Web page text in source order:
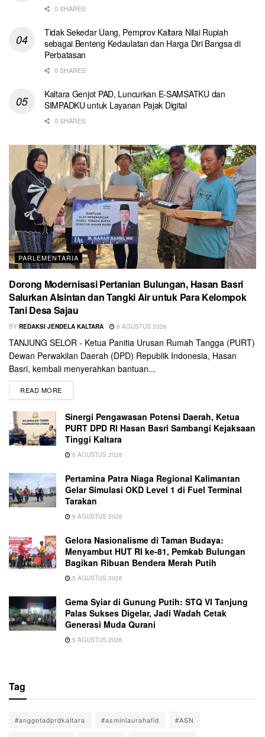
0 SHARES
Tidak Sekedar Uang, Pemprov Kaltara Nilai Rupiah
sebagai Benteng Kedaulatan dan Harga Diri Bangsa di
Perbatasan
0 SHARES
Kaltara Genjot PAD, Luncurkan E-SAMSATKU dan
SIMPADKU untuk Layanan Pajak Digital
0 SHARES
PARLEMENTARIA
Dorong Modernisasi Pertanian Bulungan, Hasan Basri
Salurkan Alsintan dan Tangki Air untuk Para Kelompok
Tani Desa Sajau
BY REDAKSI JENDELA KALTARA 6 AGUSTUS 2026
TANJUNG SELOR - Ketua Panitia Urusan Rumah Tangga (PURT)
Dewan Perwakilan Daerah (DPD) Republik Indonesia, Hasan
Basri, kembali menyerahkan bantuan...
READ MORE
Sinergi Pengawasan Potensi Daerah, Ketua
PURT DPD RI Hasan Basri Sambangi Kejaksaan
Tinggi Kaltara
6 AGUSTUS 2026
Pertamina Patra Niaga Regional Kalimantan
Gelar Simulasi OKD Level 1 di Fuel Terminal
Tarakan
6 AGUSTUS 2026
Gelora Nasionalisme di Taman Budaya:
Menyambut HUT RI ke-81, Pemkab Bulungan
Bagikan Ribuan Bendera Merah Putih
5 AGUSTUS 2026
Gema Syiar di Gunung Putih: STQ VI Tanjung
Palas Sukses Digelar, Jadi Wadah Cetak
Generasi Muda Qurani
5 AGUSTUS 2026
Tag
#anggotadprdkaltara #asminlaurahafid #ASN